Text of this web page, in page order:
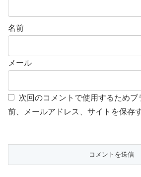
名前
メール
次回のコメントで使用するためブ
前、メールアドレス、サイトを保存す